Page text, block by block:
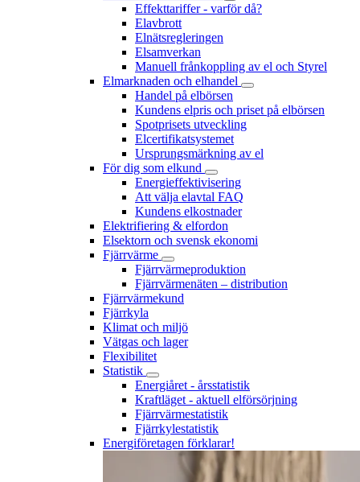
Effekttariffer - varför då?
Elavbrott
Elnätsregleringen
Elsamverkan
Manuell frånkoppling av el och Styrel
Elmarknaden och elhandel
Handel på elbörsen
Kundens elpris och priset på elbörsen
Spotprisets utveckling
Elcertifikatsystemet
Ursprungsmärkning av el
För dig som elkund
Energieffektivisering
Att välja elavtal FAQ
Kundens elkostnader
Elektrifiering & elfordon
Elsektorn och svensk ekonomi
Fjärrvärme
Fjärrvärmeproduktion
Fjärrvärmenäten – distribution
Fjärrvärmekund
Fjärrkyla
Klimat och miljö
Vätgas och lager
Flexibilitet
Statistik
Energiåret - årsstatistik
Kraftläget - aktuell elförsörjning
Fjärrvärmestatistik
Fjärrkylestatistik
Energiföretagen förklarar!